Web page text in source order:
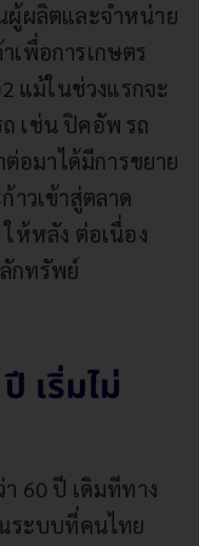
ผู้ผลิตและจำหน่าย
เพื่อการเกษตร
แม้ในช่วงแรกจะ
เช่น ปิคอัพ รถ
ต่อมาได้มีการขยาย
าวเข้าสู่ตลาด
ห้หลัง ต่อเนื่อง
กทรัพย์
เริ่มไม่
60 ปี เดิมทีทาง
ระบบที่คนไทย